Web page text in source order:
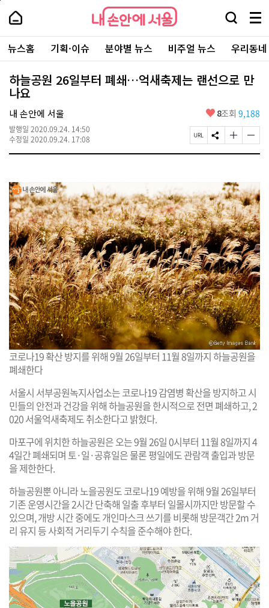
본
로
가
내
손
안
에
서
울
-
서
울
시
대
표
소
통
포
내
손
에
울
검
창
열
기
메
뉴
전
체
보
주
요
서
뉴스홈 기획·이슈 분야별 뉴스 비주얼 뉴스 우리동
하늘공원 26일부터 폐쇄…억새축제는 랜선으로 만
나요
내 손안에 서울
발행일 2020.09.24. 14:50
수정일 2020.09.24. 17:08
좋
요
8조회 9,188
페
이
L
복
사
S
N
유
하
기
글
자
크
게
변
경
하
기
글
자
게
변
경
하
기
코로나19 확산 방지를 위해 9월 26일부터 11월 8일까지 하늘공원을
폐쇄한다
서울시 서부공원녹지사업소는 코로나19 감염병 확산을 방지하고 시
민들의 안전과 건강을 위해 하늘공원을 한시적으로 전면 폐쇄하고, 2
020 서울억새축제도 취소한다고 밝혔다.
마포구에 위치한 하늘공원은 오는 9월 26일 0시부터 11월 8일까지 4
4일간 폐쇄되며 토·일·공휴일은 물론 평일에도 관람객 출입과 방문
을 제한한다.
하늘공원뿐 아니라 노을공원도 코로나19 예방을 위해 9월 26일부터
기존 운영시간을 2시간 단축해 일출 후부터 일몰시까지만 방문할 수
있으며, 개방 시간 중에도 개인마스크 쓰기를 비롯해 방문객간 2m 거
리 유지 등 사회적 거리두기 수칙을 준수해야 한다.
페
상
단
로